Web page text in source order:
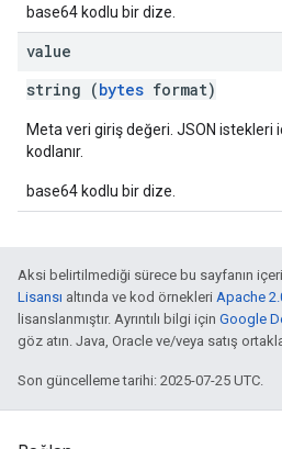
base64 kodlu bir dize.
value
string (bytes format)
Meta veri giriş değeri. JSON istekleri
kodlanır.
base64 kodlu bir dize.
Aksi belirtilmediği sürece bu sayfanın
Lisansı altında ve kod örnekleri Apache
lisanslanmıştır. Ayrıntılı bilgi için Google
göz atın. Java, Oracle ve/veya satış
Son güncelleme tarihi: 2025-07-25 UTC.